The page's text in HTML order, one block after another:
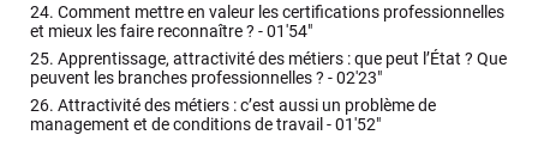
24. Comment mettre en valeur les certifications professionnelles
et mieux les faire reconnaître ? -01'54"
25. Apprentissage, attractivité des métiers : que peut l’État ? Que
peuvent les branches professionnelles ? -02'23"
26. Attractivité des métiers : c’est aussi un problème de
management et de conditions de travail -01'52"